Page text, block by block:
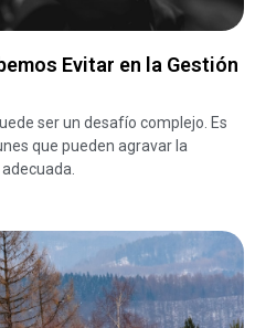
Evitar en la Gestión
ser un desafío complejo. Es
que pueden agravar la